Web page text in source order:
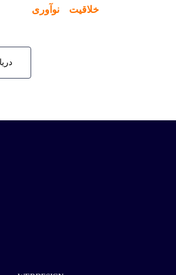
خلاقیت نوآوری